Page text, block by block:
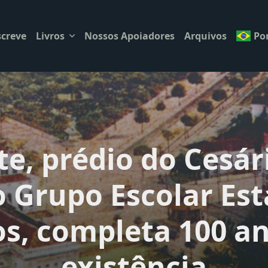
Livros Nossos Apoiadores Arquivos
prédio do
Escolar
completa 100